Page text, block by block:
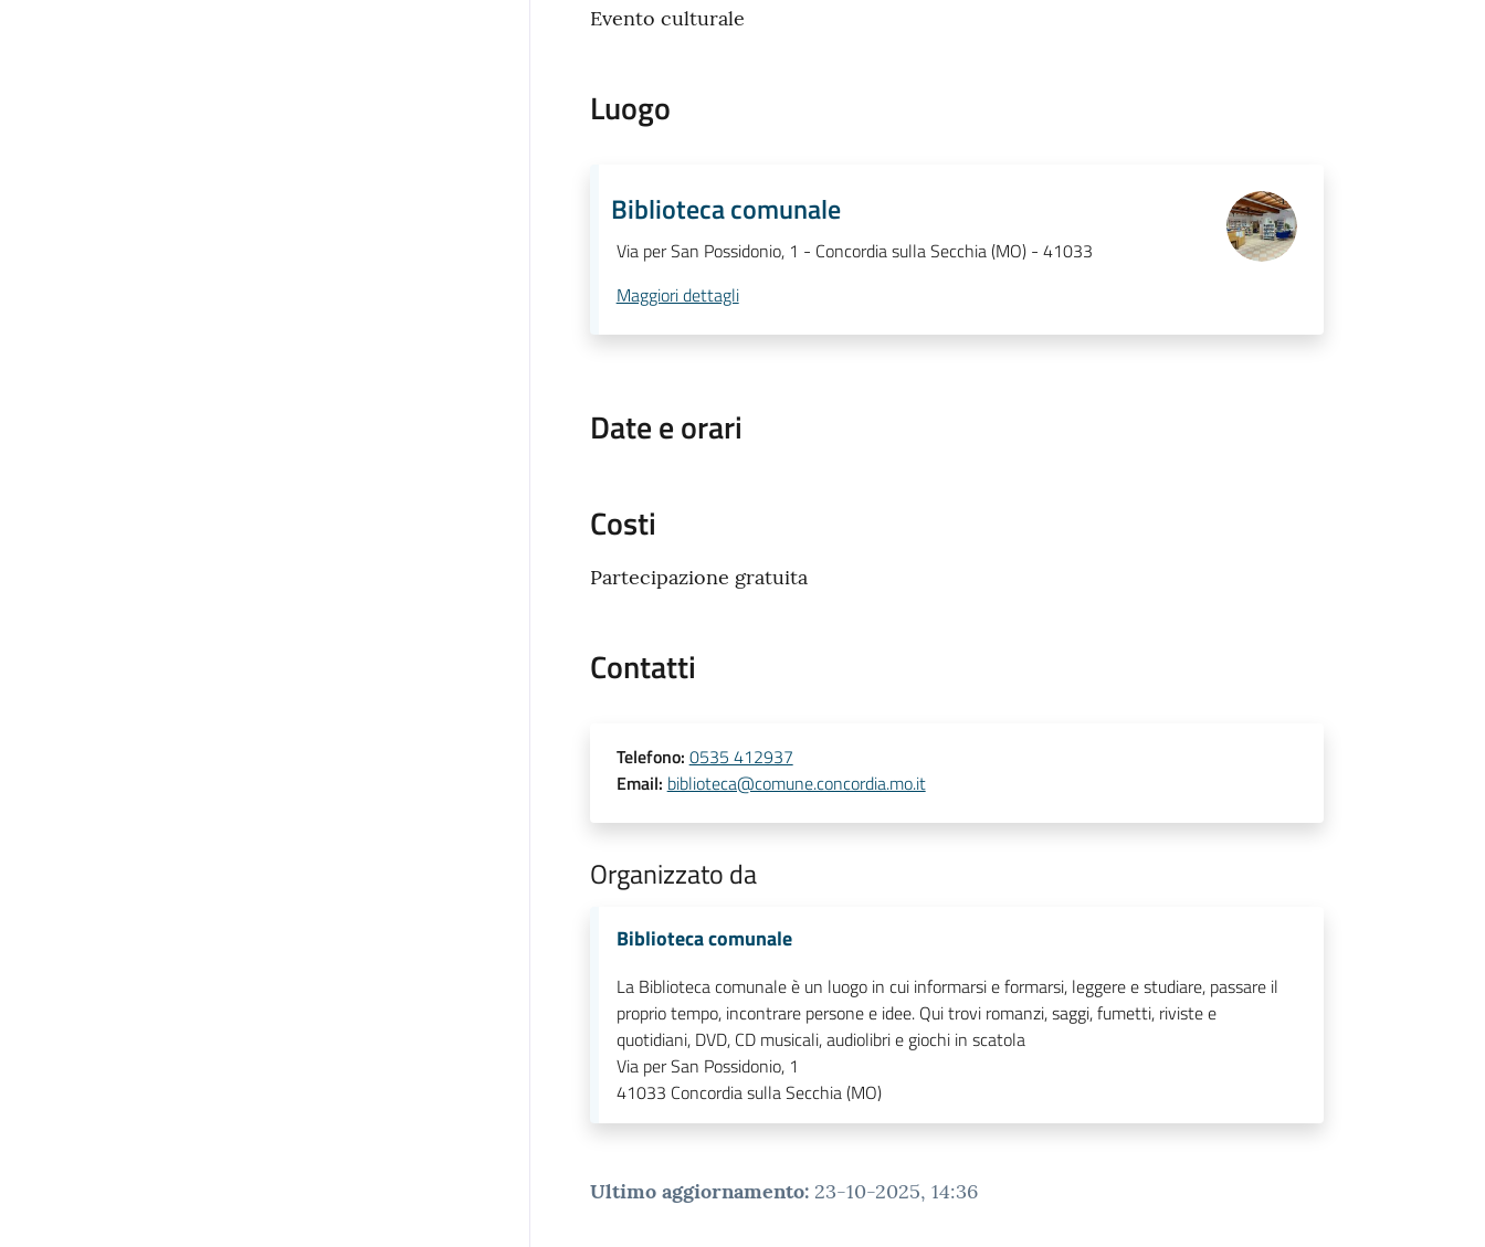
Evento culturale
Luogo
Biblioteca comunale
Via per San Possidonio, 1 - Concordia sulla Secchia (MO) - 41033
Maggiori dettagli
Date e orari
Costi
Partecipazione gratuita
Contatti
Telefono: 0535 412937
Email: biblioteca@comune.concordia.mo.it
Organizzato da
Biblioteca comunale
La Biblioteca comunale è un luogo in cui informarsi e formarsi, leggere e studiare, passare il
proprio tempo, incontrare persone e idee. Qui trovi romanzi, saggi, fumetti, riviste e
quotidiani, DVD, CD musicali, audiolibri e giochi in scatola
Via per San Possidonio, 1
41033 Concordia sulla Secchia (MO)
Ultimo aggiornamento: 23-10-2025, 14:36